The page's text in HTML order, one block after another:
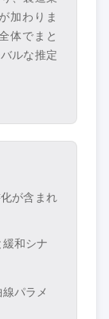
加わりま
体でまと
ルな推定
が含まれ
和シナ
パラメ